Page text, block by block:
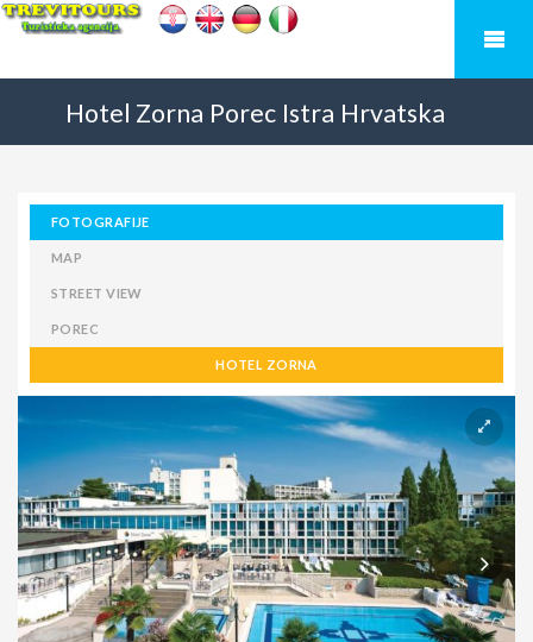
Hotel Zorna Porec Istra Hrvatska
FOTOGRAFIJE
MAP
STREET VIEW
POREC
HOTEL ZORNA